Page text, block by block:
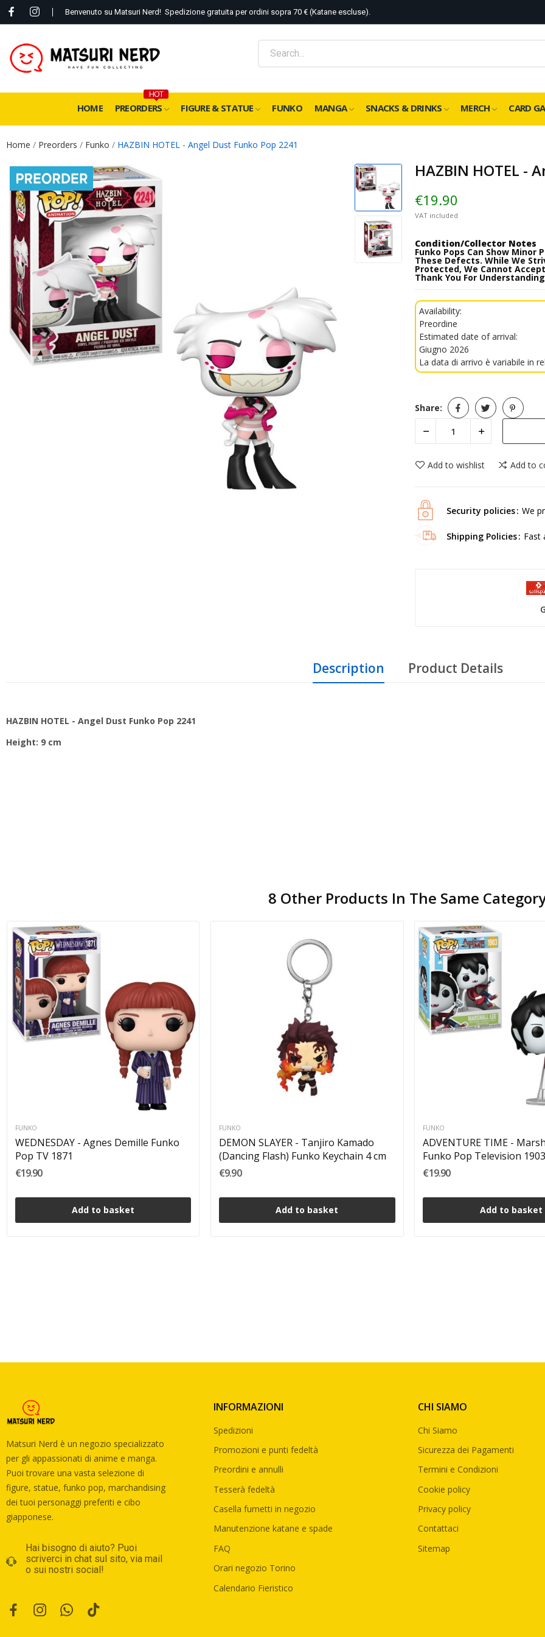
Benvenuto su Matsuri Nerd! Spedizione gratuita per ordini sopra 70 € (Katane escluse).
HOME PREORDERS
HOT
FIGURE & STATUE FUNKO MANGA SNACKS & DRINKS MERCH CARD
Home Preorders Funko HAZBIN HOTEL - Angel Dust Funko Pop 2241
HAZBIN HOTEL -
€19.90
VAT included
Condition/Collector Notes
Funko Pops Can Show
These Defects. While We
Protected, We Cannot
Thank You For
Availability:
Preordine
Estimated date of arrival:
Giugno 2026
La data di arrivo è variabile in
Share:
Add to wishlist Add to
Security policies We
Shipping Policies Fast
Description Product Details
HAZBIN HOTEL - Angel Dust Funko Pop 2241
Height: 9 cm
8 Other Products In The Same
FUNKO
WEDNESDAY - Agnes Demille Funko
Pop TV 1871
€19.90
Add to basket
FUNKO
DEMON SLAYER - Tanjiro Kamado
(Dancing Flash) Funko Keychain 4 cm
€9.90
Add to basket
FUNKO
ADVENTURE TIME -
Funko Pop Television
€19.90
Add to basket
Matsuri Nerd è un negozio specializzato
per gli appassionati di anime e manga.
Puoi trovare una vasta selezione di
figure, statue, funko pop, marchandising
dei tuoi personaggi preferiti e cibo
giapponese.
Hai bisogno di aiuto? Puoi
scriverci in chat sul sito, via mail
o sui nostri social!
INFORMAZIONI
Spedizioni
Promozioni e punti fedeltà
Preordini e annulli
Tesserà fedeltà
Casella fumetti in negozio
Manutenzione katane e spade
FAQ
Orari negozio Torino
Calendario Fieristico
CHI SIAMO
Chi Siamo
Sicurezza dei Pagamenti
Termini e Condizioni
Cookie policy
Privacy policy
Contattaci
Sitemap